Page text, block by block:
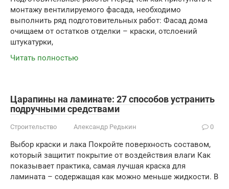
монтажу вентилируемого фасада, необходимо
выполнить ряд подготовительных работ: Фасад дома
очищаем от остатков отделки – краски, отслоений
штукатурки,
Читать полностью
Царапины на ламинате: 27 способов устранить
подручными средствами
Строительство Александр Редькин 0
Выбор краски и лака Покройте поверхность составом,
который защитит покрытие от воздействия влаги Как
показывает практика, самая лучшая краска для
ламината – содержащая как можно меньше жидкости. В